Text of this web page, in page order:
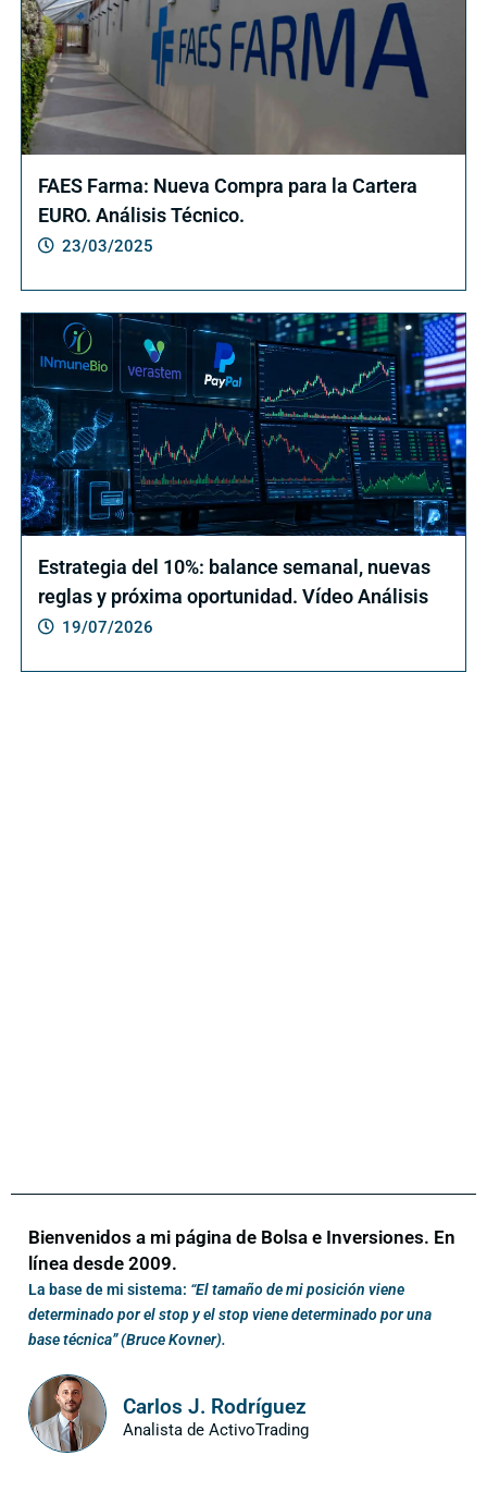
FAES Farma: Nueva Compra para la Cartera
EURO. Análisis Técnico.
23/03/2025
Estrategia del 10%: balance semanal, nuevas
reglas y próxima oportunidad. Vídeo Análisis
19/07/2026
Bienvenidos a mi página de Bolsa e Inversiones. En
línea desde 2009.
La base de mi sistema: “El tamaño de mi posición viene
determinado por el stop y el stop viene determinado por una
base técnica” (Bruce Kovner).
Carlos J. Rodríguez
Analista de ActivoTrading